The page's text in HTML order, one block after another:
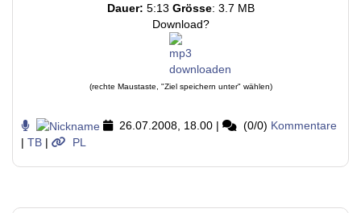
Dauer: 5:13 Grösse: 3.7 MB
Download?
(rechte Maustaste, "Ziel speichern unter" wählen)
26.07.2008, 18.00 | (0/0) Kommentare
| TB | PL